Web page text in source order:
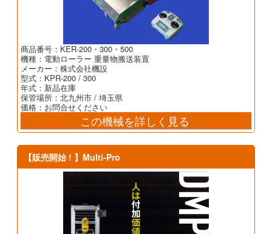
商品番号：KER-200・300・500
機種：電動ローラー 重量物搬送装置
メーカー：株式会社機設
型式：KPR-200 / 300
年式：新品在庫
保管場所：北九州市 / 埼玉県
価格：お問合せください
この機械を詳しく見る
【販売開始 ! 】Multi-Pro